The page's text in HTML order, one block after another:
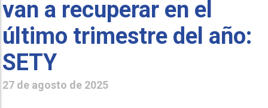
van a recuperar en el
último trimestre del año:
SETY
27 de agosto de 2025